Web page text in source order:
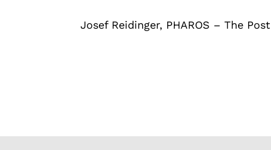
Josef Reidinger, PHAROS – The